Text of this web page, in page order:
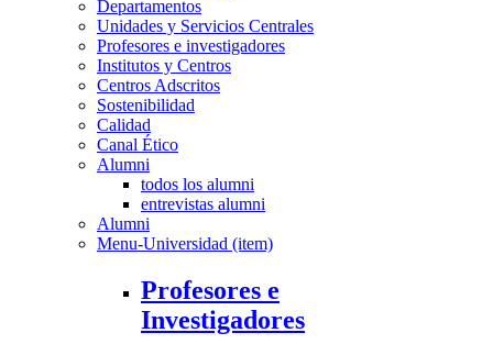
Departamentos
Unidades y Servicios Centrales
Profesores e investigadores
Institutos y Centros
Centros Adscritos
Sostenibilidad
Calidad
Canal Ético
Alumni
todos los alumni
entrevistas alumni
Alumni
Menu-Universidad (item)
Profesores e
Investigadores